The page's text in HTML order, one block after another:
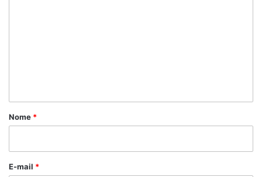
r
*
Nome *
E-mail *